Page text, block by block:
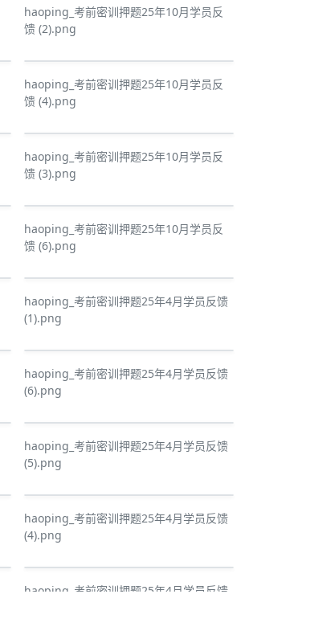
haoping_考前密训押题25年10月学员反
馈 (2).png
haoping_考前密训押题25年10月学员反
馈 (4).png
haoping_考前密训押题25年10月学员反
馈 (3).png
haoping_考前密训押题25年10月学员反
馈 (6).png
haoping_考前密训押题25年4月学员反馈
(1).png
haoping_考前密训押题25年4月学员反馈
(6).png
haoping_考前密训押题25年4月学员反馈
(5).png
haoping_考前密训押题25年4月学员反馈
(4).png
haoping_考前密训押题25年4月学员反馈